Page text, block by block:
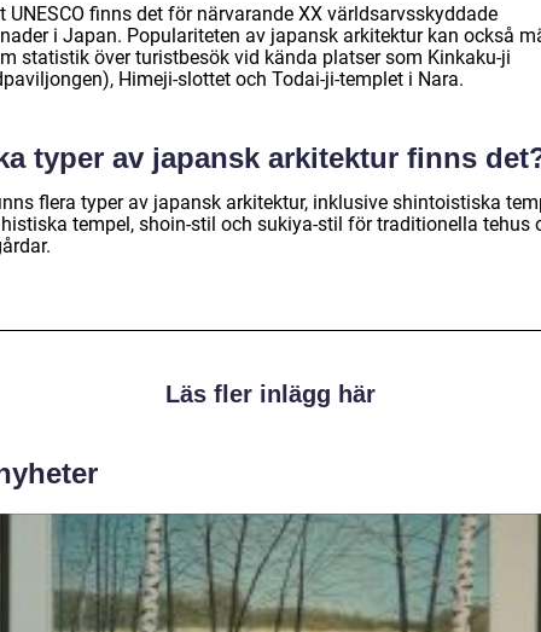
UNESCO finns det för närvarande XX världsarvsskyddade
i Japan. Populariteten av japansk arkitektur kan också
statistik över turistbesök vid kända platser som Kinkaku-ji
Himeji-slottet och Todai-ji-templet i Nara.
typer av japansk arkitektur finns
flera typer av japansk arkitektur, inklusive shintoistiska
tempel, shoin-stil och sukiya-stil för traditionella tehus
Läs fler inlägg här